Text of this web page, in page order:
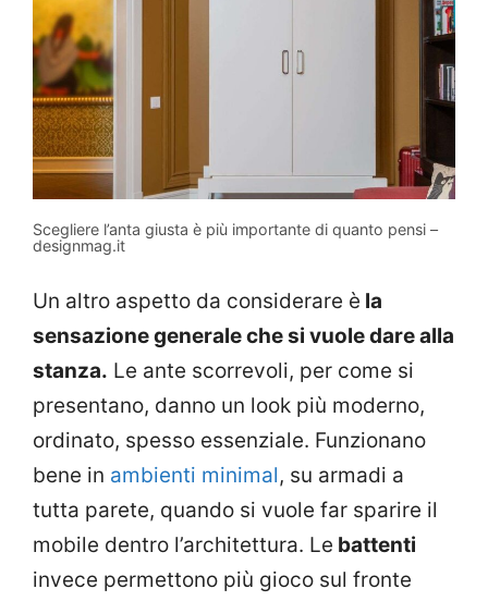
Scegliere l’anta giusta è più importante di quanto pensi –
designmag.it
Un altro aspetto da considerare è la
sensazione generale che si vuole dare alla
stanza. Le ante scorrevoli, per come si
presentano, danno un look più moderno,
ordinato, spesso essenziale. Funzionano
bene in ambienti minimal, su armadi a
tutta parete, quando si vuole far sparire il
mobile dentro l’architettura. Le battenti
invece permettono più gioco sul fronte